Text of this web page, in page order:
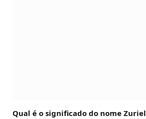
Qual é o significado do nome Zuriel